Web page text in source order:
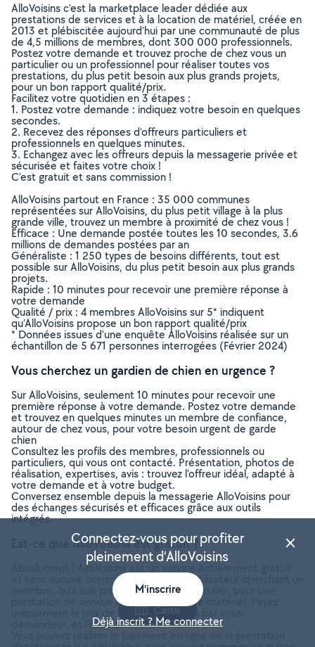
AlloVoisins c’est la marketplace leader dédiée aux
prestations de services et à la location de matériel, créée en
2013 et plébiscitée aujourd’hui par une communauté de plus
de 4,5 millions de membres, dont 300 000 professionnels.
Postez votre demande et trouvez proche de chez vous un
particulier ou un professionnel pour réaliser toutes vos
prestations, du plus petit besoin aux plus grands projets,
pour un bon rapport qualité/prix.
Facilitez votre quotidien en 3 étapes :
1. Postez votre demande : indiquez votre besoin en quelques
secondes.
2. Recevez des réponses d’offreurs particuliers et
professionnels en quelques minutes.
3. Echangez avec les offreurs depuis la messagerie privée et
sécurisée et faites votre choix !
C’est gratuit et sans commission !
AlloVoisins partout en France : 35 000 communes
représentées sur AlloVoisins, du plus petit village à la plus
grande ville, trouvez un membre à proximité de chez vous !
Efficace : Une demande postée toutes les 10 secondes, 3.6
millions de demandes postées par an
Généraliste : 1 250 types de besoins différents, tout est
possible sur AlloVoisins, du plus petit besoin aux plus grands
projets.
Rapide : 10 minutes pour recevoir une première réponse à
votre demande
Qualité / prix : 4 membres AlloVoisins sur 5* indiquent
qu’AlloVoisins propose un bon rapport qualité/prix
* Données issues d’une enquête AlloVoisins réalisée sur un
échantillon de 5 671 personnes interrogées (Février 2024)
Vous cherchez un gardien de chien en urgence ?
Sur AlloVoisins, seulement 10 minutes pour recevoir une
première réponse à votre demande. Postez votre demande
et trouvez en quelques minutes un membre de confiance,
autour de chez vous, pour votre besoin urgent de garde
chien
Consultez les profils des membres, professionnels ou
particuliers, qui vous ont contacté. Présentation, photos de
réalisation, expertises, avis : trouvez l'offreur idéal, adapté à
votre demande et à votre budget.
Conversez ensemble depuis la messagerie AlloVoisins pour
des échanges sécurisés et efficaces grâce aux outils
intégrés.
Est-ce que AlloVoisins est gratuit ?
Absolument ! AlloVoisins est un service entièrement gratuit
et sans aucune commission pour tout utilisateur cherchant un
membre, qu’il soit professionnel ou particulier, pour une
prestation de service ou une location de matériel. Payez
demandeur, et l’offreur.
Carte
Connectez-vous pour profiter
pleinement d'AlloVoisins
M'inscrire
Déjà inscrit ? Me connecter